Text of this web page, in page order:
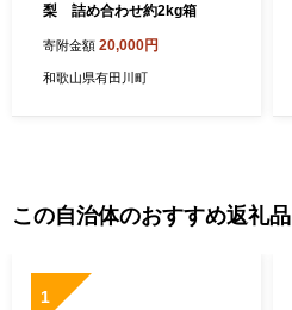
梨 詰め合わせ約2kg箱
寄附金額 20,000円
和歌山県有田川町
この自治体のおすすめ返礼品
1